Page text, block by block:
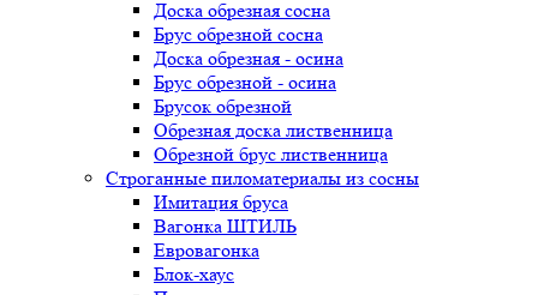
Доска обрезная сосна
Брус обрезной сосна
Доска обрезная - осина
Брус обрезной - осина
Брусок обрезной
Обрезная доска лиственница
Обрезной брус лиственница
Строганные пиломатериалы из сосны
Имитация бруса
Вагонка ШТИЛЬ
Евровагонка
Блок-хаус